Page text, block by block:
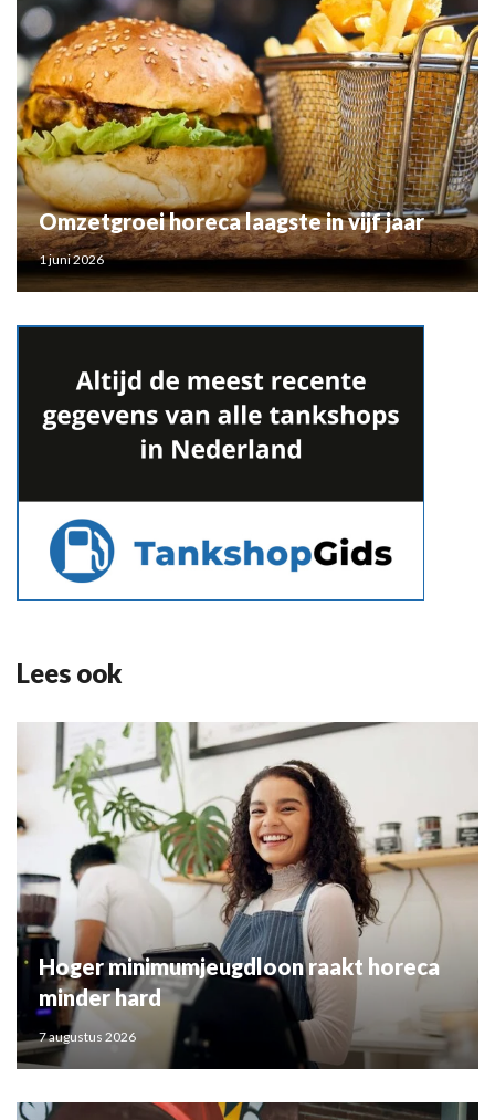
Omzetgroei horeca laagste in vijf jaar
1 juni 2026
Lees ook
Hoger minimumjeugdloon raakt horeca
minder hard
7 augustus 2026